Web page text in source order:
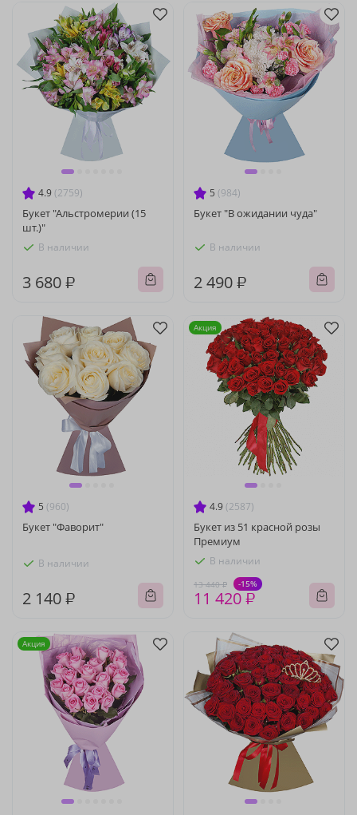
4.9 (2759)
Букет "Альстромерии (15
шт.)"
В наличии
3 680 ₽
5 (984)
Букет "В ожидании чуда"
В наличии
2 490 ₽
5 (960)
Букет "Фаворит"
В наличии
2 140 ₽
4.9 (2587)
Букет из 51 красной розы
Премиум
В наличии
13 440 ₽ -15%
11 420 ₽
Акция
Акция